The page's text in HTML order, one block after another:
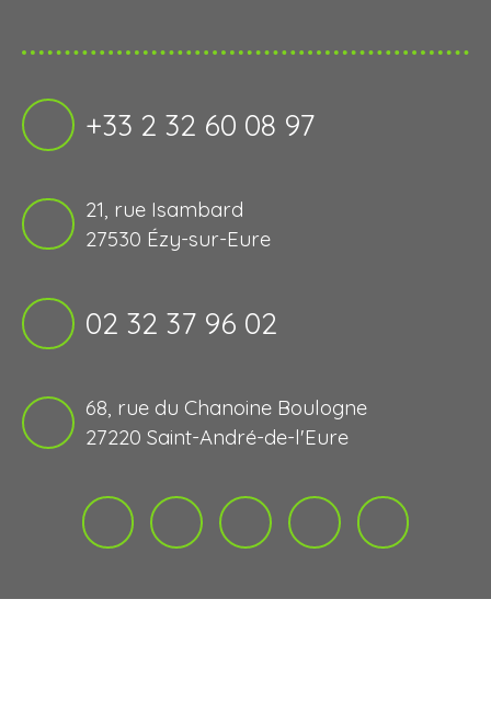
+33 2 32 60 08 97
21, rue Isambard
27530 Ézy-sur-Eure
02 32 37 96 02
68, rue du Chanoine Boulogne
27220 Saint-André-de-l'Eure